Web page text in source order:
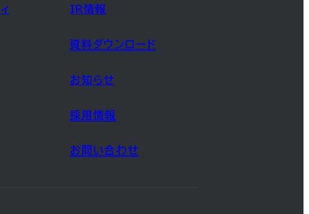
IR情報
資料ダウンロード
お知らせ
採用情報
お問い合わせ